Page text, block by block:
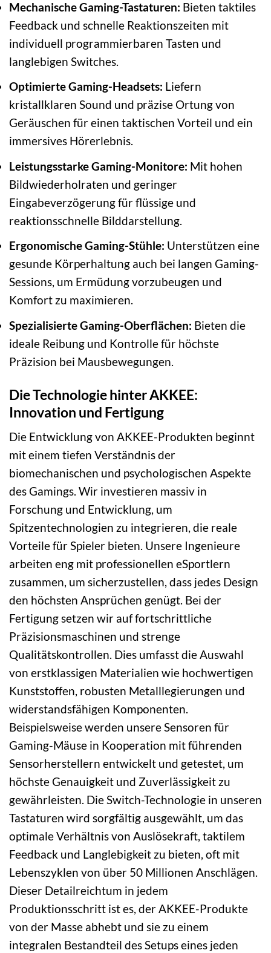
Mechanische Gaming-Tastaturen: Bieten taktiles
Feedback und schnelle Reaktionszeiten mit
individuell programmierbaren Tasten und
langlebigen Switches.
Optimierte Gaming-Headsets: Liefern
kristallklaren Sound und präzise Ortung von
Geräuschen für einen taktischen Vorteil und ein
immersives Hörerlebnis.
Leistungsstarke Gaming-Monitore: Mit hohen
Bildwiederholraten und geringer
Eingabeverzögerung für flüssige und
reaktionsschnelle Bilddarstellung.
Ergonomische Gaming-Stühle: Unterstützen eine
gesunde Körperhaltung auch bei langen Gaming-
Sessions, um Ermüdung vorzubeugen und
Komfort zu maximieren.
Spezialisierte Gaming-Oberflächen: Bieten die
ideale Reibung und Kontrolle für höchste
Präzision bei Mausbewegungen.
Die Technologie hinter AKKEE:
Innovation und Fertigung
Die Entwicklung von AKKEE-Produkten beginnt
mit einem tiefen Verständnis der
biomechanischen und psychologischen Aspekte
des Gamings. Wir investieren massiv in
Forschung und Entwicklung, um
Spitzentechnologien zu integrieren, die reale
Vorteile für Spieler bieten. Unsere Ingenieure
arbeiten eng mit professionellen eSportlern
zusammen, um sicherzustellen, dass jedes Design
den höchsten Ansprüchen genügt. Bei der
Fertigung setzen wir auf fortschrittliche
Präzisionsmaschinen und strenge
Qualitätskontrollen. Dies umfasst die Auswahl
von erstklassigen Materialien wie hochwertigen
Kunststoffen, robusten Metalllegierungen und
widerstandsfähigen Komponenten.
Beispielsweise werden unsere Sensoren für
Gaming-Mäuse in Kooperation mit führenden
Sensorherstellern entwickelt und getestet, um
höchste Genauigkeit und Zuverlässigkeit zu
gewährleisten. Die Switch-Technologie in unseren
Tastaturen wird sorgfältig ausgewählt, um das
optimale Verhältnis von Auslösekraft, taktilem
Feedback und Langlebigkeit zu bieten, oft mit
Lebenszyklen von über 50 Millionen Anschlägen.
Dieser Detailreichtum in jedem
Produktionsschritt ist es, der AKKEE-Produkte
von der Masse abhebt und sie zu einem
integralen Bestandteil des Setups eines jeden